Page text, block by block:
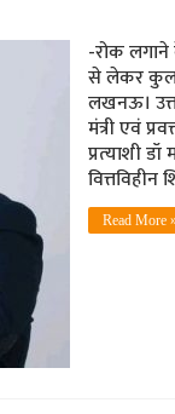
-रोक लगाने
से लेकर
लखनऊ।
मंत्री एवं
प्रत्‍याशी डॉ
Read More